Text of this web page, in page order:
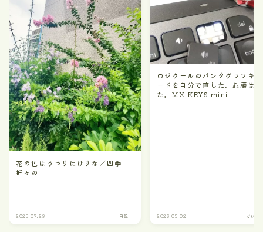
花の色はうつりにけりな／四季
折々の
2025.07.29 日記
ロジクールのパンタグラフキ
ードを自分で直した、心臓は
た。MX KEYS mini
2026.05.02 ガジェ